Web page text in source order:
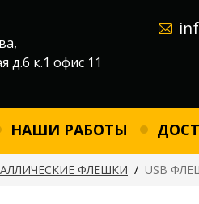
д.6 к.1 офис 11
НАШИ РАБОТЫ
ФЛЕШКИ / USB